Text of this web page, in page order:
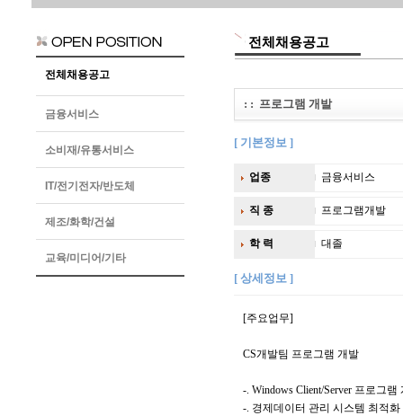
전체채용공고
금융서비스
소비재/유통서비스
IT/전기전자/반도체
제조/화학/건설
교육/미디어/기타
전체채용공고
: : 프로그램 개발
[ 기본정보 ]
업종 금융서비스
직 종 프로그램개발
학 력 대졸
[ 상세정보 ]
[주요업무]
CS개발팀 프로그램 개발
-. Windows Client/Server 프로그램
-. 경제데이터 관리 시스템 최적